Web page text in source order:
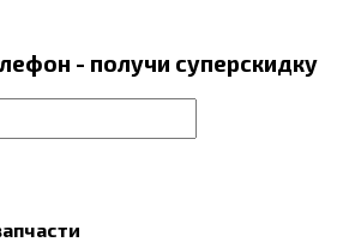
- получи суперскидку